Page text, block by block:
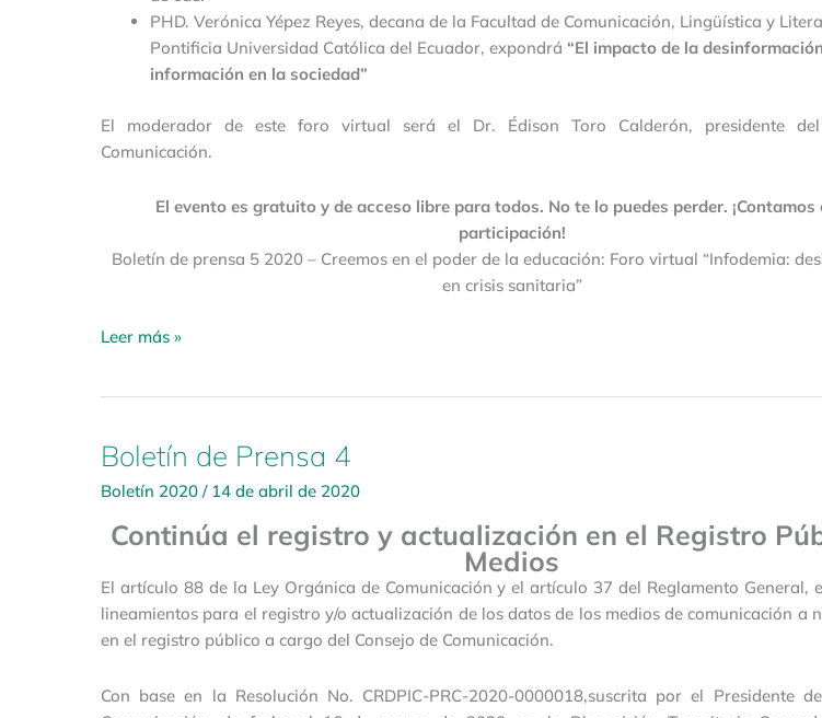
PHD. Verónica Yépez Reyes, decana de la Facultad de Comunicación, Lingüística y
Pontificia Universidad Católica del Ecuador, expondrá “El impacto de la
información en la sociedad”
El moderador de este foro virtual será el Dr. Édison Toro Calderón, presidente
Comunicación.
El evento es gratuito y de acceso libre para todos. No te lo puedes perder. ¡Contamos
participación!
Boletín de prensa 5 2020 – Creemos en el poder de la educación: Foro virtual “Infodemia:
en crisis sanitaria”
Leer más »
Boletín de Prensa 4
Boletín 2020 / 14 de abril de 2020
Continúa el registro y actualización en el Registro
Medios
El artículo 88 de la Ley Orgánica de Comunicación y el artículo 37 del Reglamento General,
lineamientos para el registro y/o actualización de los datos de los medios de comunicación a
en el registro público a cargo del Consejo de Comunicación.
Con base en la Resolución No. CRDPIC-PRC-2020-0000018,suscrita por el Presidente
Boletín
Prensa